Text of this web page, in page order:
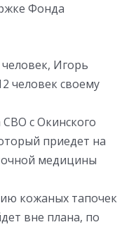
Фонда
Игорь
человек своему
с Окинского
приедет на
медицины
кожаных тапочек
вне плана, по